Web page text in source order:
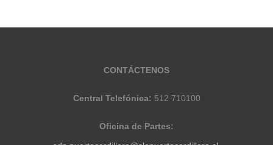
CONTÁCTENOS
Central Telefónica: 512 710100
Oficina de Partes: